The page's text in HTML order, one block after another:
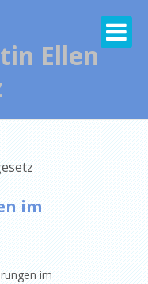
Ellen
im
im